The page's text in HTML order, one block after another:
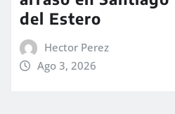
del Estero
Hector Perez
Ago 3, 2026